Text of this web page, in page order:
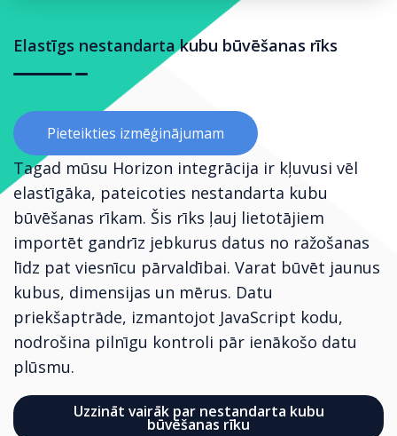
Elastīgs nestandarta kubu būvēšanas rīks
Pieteikties izmēģinājumam
Tagad mūsu Horizon integrācija ir kļuvusi vēl
elastīgāka, pateicoties nestandarta kubu
būvēšanas rīkam. Šis rīks ļauj lietotājiem
importēt gandrīz jebkurus datus no ražošanas
līdz pat viesnīcu pārvaldībai. Varat būvēt jaunus
kubus, dimensijas un mērus. Datu
priekšaptrāde, izmantojot JavaScript kodu,
nodrošina pilnīgu kontroli pār ienākošo datu
plūsmu.
Uzzināt vairāk par nestandarta kubu
būvēšanas rīku